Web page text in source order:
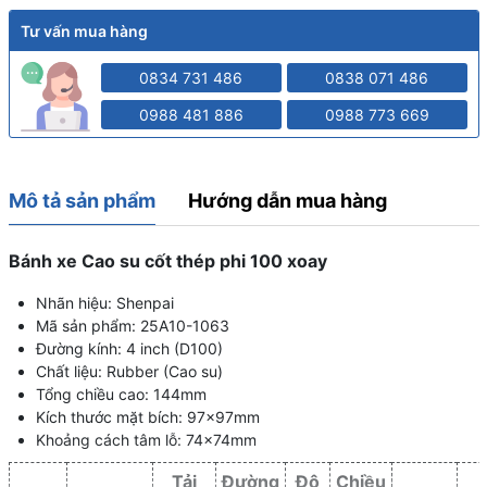
Tư vấn mua hàng
0834 731 486 0838 071 486
0988 481 886 0988 773 669
Mô tả sản phẩm Hướng dẫn mua hàng
Bánh xe Cao su cốt thép phi 100 xoay
Nhãn hiệu: Shenpai
Mã sản phẩm: 25A10-1063
Đường kính: 4 inch (D100)
Chất liệu: Rubber (Cao su)
Tổng chiều cao: 144mm
Kích thước mặt bích: 97x97mm
Khoảng cách tâm lỗ: 74x74mm
Tải
Đường
Độ
Chiều